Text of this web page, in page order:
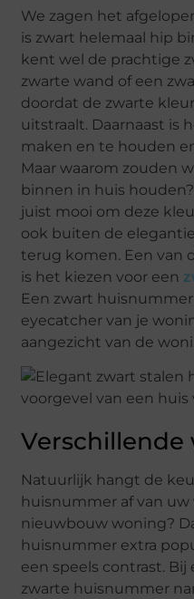
We zagen het
is zwart helemaal hip
kent wel de prachtige
zwarte wand of een
doordat de zwarte
uitstraalt. Daarnaast is
maken en te houden
Maar waarom zouden
binnen in huis
juist mooi om deze
ook buiten de
terug komen. Een van
is het kiezen voor een
Een zwart
eyecatcher van je
aangezicht van de
Verschillende
Natuurlijk hangt de
huisnummer af van uw
nieuwbouw woning?
huisnummer extra
een speels contrast.
zwarte huisnummer